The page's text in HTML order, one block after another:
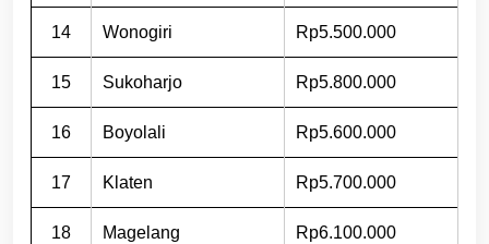
14 Wonogiri Rp5.500.000
15 Sukoharjo Rp5.800.000
16 Boyolali Rp5.600.000
17 Klaten Rp5.700.000
18 Magelang Rp6.100.000